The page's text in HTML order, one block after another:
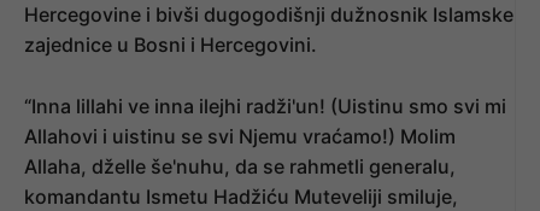
Hercegovine i bivši dugogodišnji dužnosnik Islamske
zajednice u Bosni i Hercegovini.
“Inna lillahi ve inna ilejhi radži'un! (Uistinu smo svi mi
Allahovi i uistinu se svi Njemu vraćamo!) Molim
Allaha, dželle še'nuhu, da se rahmetli generalu,
komandantu Ismetu Hadžiću Muteveliji smiluje,